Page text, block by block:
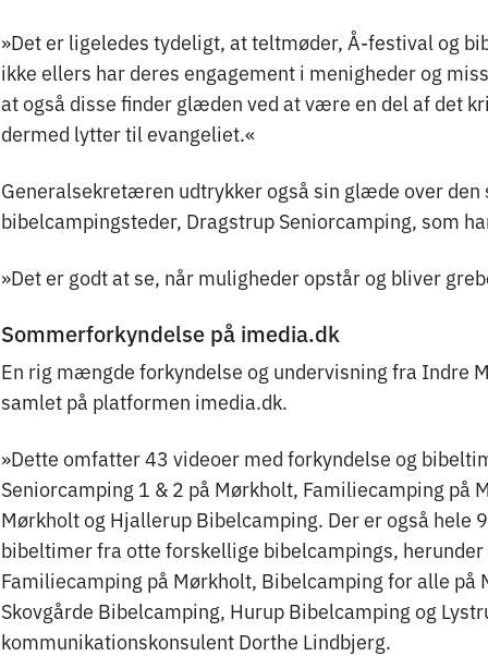
»Det er ligeledes tydeligt, at teltmøder, Å-festival og
ikke ellers har deres engagement i menigheder og
at også disse finder glæden ved at være en del af det
dermed lytter til evangeliet.«
Generalsekretæren udtrykker også sin glæde over
bibelcampingsteder, Dragstrup Seniorcamping, som
»Det er godt at se, når muligheder opstår og bliver
Sommerforkyndelse på imedia.dk
En rig mængde forkyndelse og undervisning fra Indre
samlet på platformen imedia.dk.
»Dette omfatter 43 videoer med forkyndelse og
Seniorcamping 1 & 2 på Mørkholt, Familiecamping på
Mørkholt og Hjallerup Bibelcamping. Der er også hele
bibeltimer fra otte forskellige bibelcampings,
Familiecamping på Mørkholt, Bibelcamping for alle
Skovgårde Bibelcamping, Hurup Bibelcamping og
kommunikationskonsulent Dorthe Lindbjerg.